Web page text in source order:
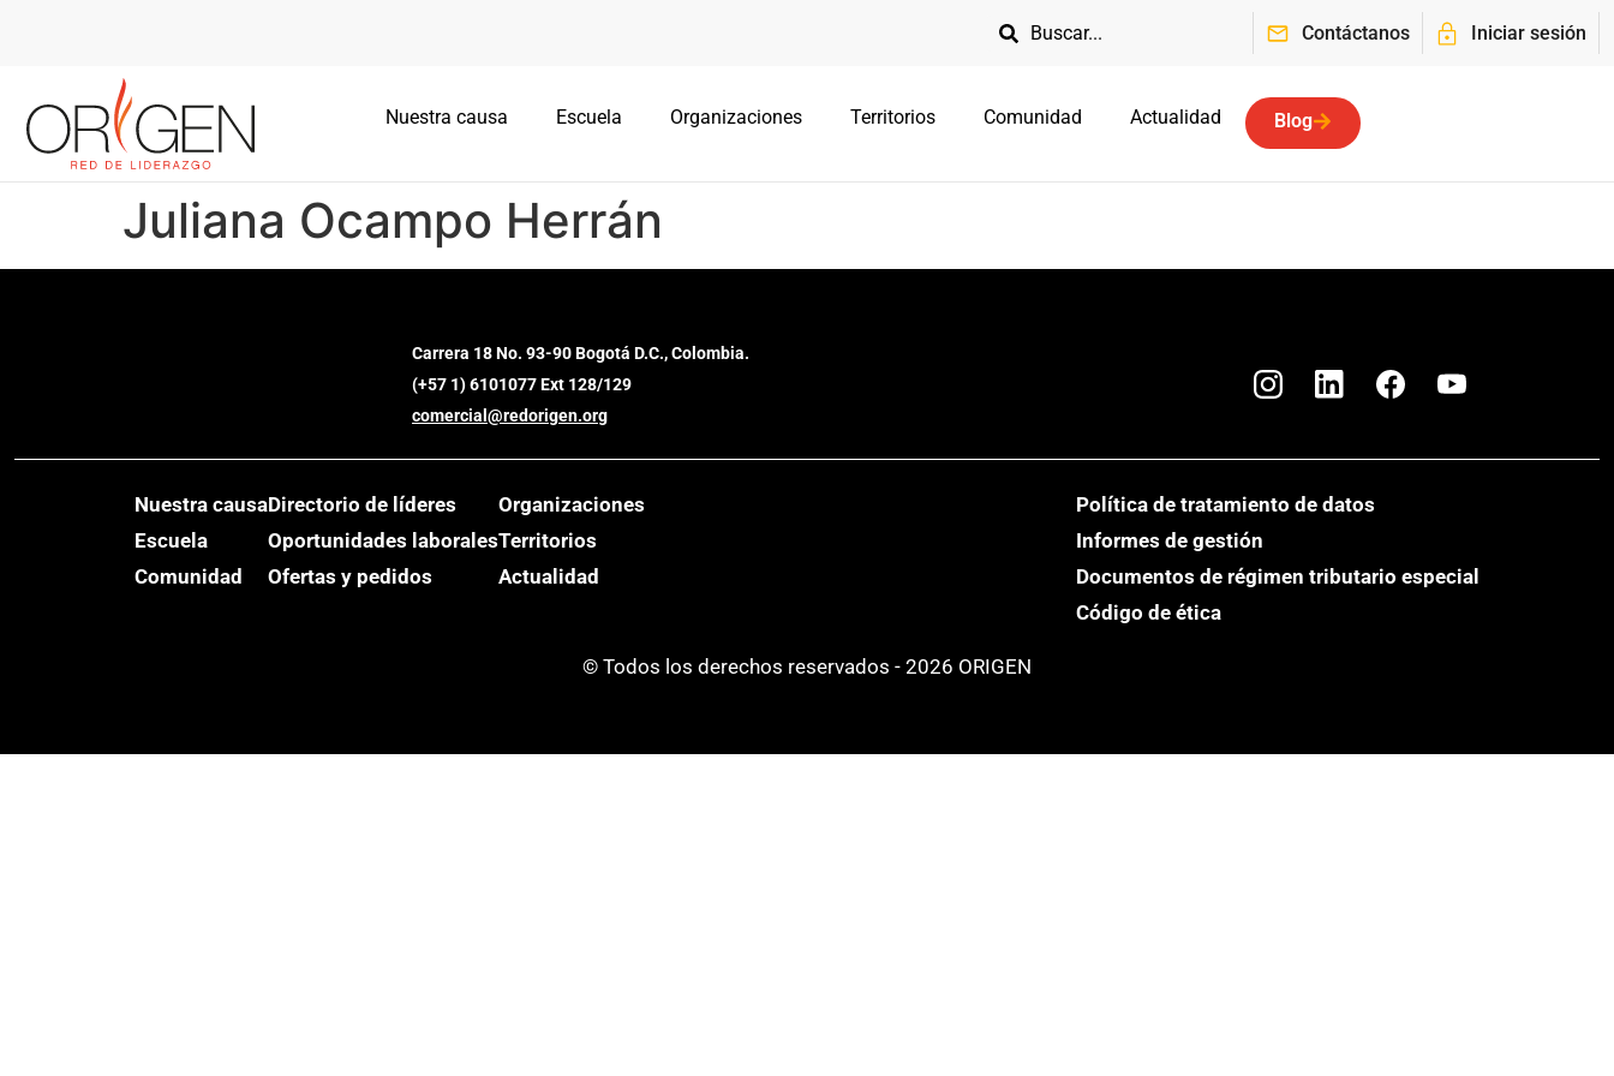
Contáctanos Iniciar sesión
Nuestra causa Escuela Organizaciones Territorios Comunidad Actualidad Blog
Juliana Ocampo Herrán
Carrera 18 No. 93-90 Bogotá D.C., Colombia.
(+57 1) 6101077 Ext 128/129
comercial@redorigen.org
Nuestra causa
Escuela
Comunidad
Directorio de líderes
Oportunidades laborales
Ofertas y pedidos
Organizaciones
Territorios
Actualidad
Política de tratamiento de datos
Informes de gestión
Documentos de régimen tributario especial
Código de ética
© Todos los derechos reservados - 2026 ORIGEN